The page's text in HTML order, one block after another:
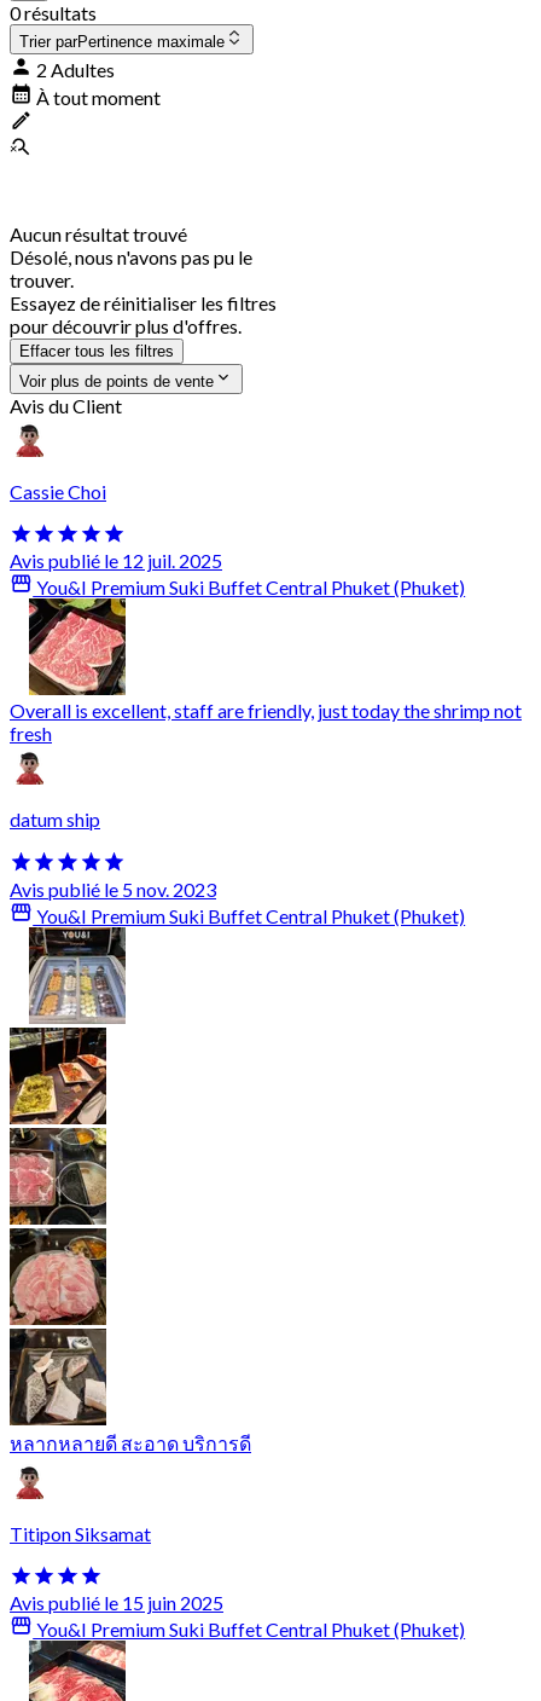
0 résultats
Trier parPertinence maximale
2 Adultes
À tout moment
Aucun résultat trouvé
Désolé, nous n'avons pas pu le
trouver.
Essayez de réinitialiser les filtres
pour découvrir plus d'offres.
Effacer tous les filtres
Voir plus de points de vente
Avis du Client
Cassie Choi
Avis publié le 12 juil. 2025
You&I Premium Suki Buffet Central Phuket (Phuket)
Overall is excellent, staff are friendly, just today the shrimp not
fresh
datum ship
Avis publié le 5 nov. 2023
You&I Premium Suki Buffet Central Phuket (Phuket)
หลากหลายดี สะอาด บริการดี
Titipon Siksamat
Avis publié le 15 juin 2025
You&I Premium Suki Buffet Central Phuket (Phuket)